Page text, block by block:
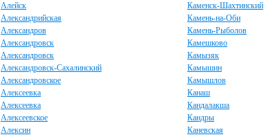
Алейск
Александрийская
Александров
Александровск
Александровск
Александровск-Сахалинский
Александровское
Алексеевка
Алексеевка
Алексеевское
Алексин
Каменск-Шахтинский
Камень-на-Оби
Камень-Рыболов
Камешково
Камызяк
Камышин
Камышлов
Канаш
Кандалакша
Кандры
Каневская